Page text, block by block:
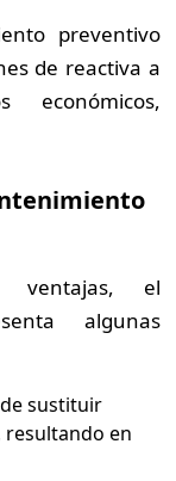
preventivo
de reactiva a
económicos,
ventajas, el
algunas
sustituir
en